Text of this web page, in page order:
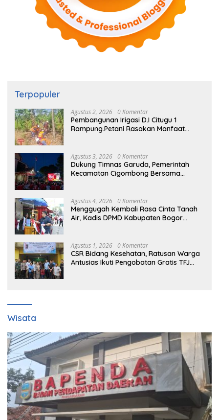
Terpopuler
Agustus 2, 2026 0 Komentar
Pembangunan Irigasi D.I Citugu 1
Rampung.Petani Rasakan Manfaat
Agustus 3, 2026 0 Komentar
Dukung Timnas Garuda, Pemerintah
Kecamatan Cigombong Bersama
Agustus 4, 2026 0 Komentar
Menggugah Kembali Rasa Cinta Tanah
Air, Kadis DPMD Kabupaten Bogor
Masyarakat Dan Pengguna Jalan.
Agustus 1, 2026 0 Komentar
CSR Bidang Kesehatan, Ratusan Warga
Antusias Ikuti Pengobatan Gratis TFJ
Wisata